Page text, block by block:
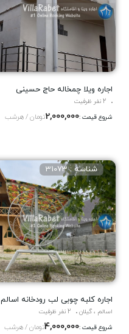
اجاره ویلا چمخاله حاج حسینی
2 نفر ظرفیت
شروع قیمت :2,000,000تومان / هرشب
اجاره کلبه چوبی لب رودخانه اسالم
شناسه : 31073
اسالم ، گیلان
2 نفر ظرفیت
شروع قیمت :4,000,000تومان / هرشب